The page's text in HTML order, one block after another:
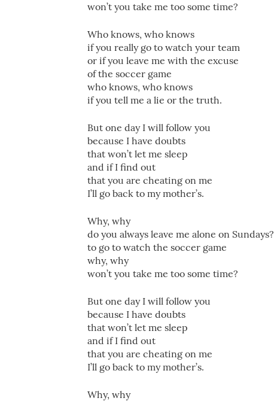
won’t you take me too some time?
Who knows, who knows
if you really go to watch your team
or if you leave me with the excuse
of the soccer game
who knows, who knows
if you tell me a lie or the truth.
But one day I will follow you
because I have doubts
that won’t let me sleep
and if I find out
that you are cheating on me
I’ll go back to my mother’s.
Why, why
do you always leave me alone on Sundays?
to go to watch the soccer game
why, why
won’t you take me too some time?
But one day I will follow you
because I have doubts
that won’t let me sleep
and if I find out
that you are cheating on me
I’ll go back to my mother’s.
Why, why